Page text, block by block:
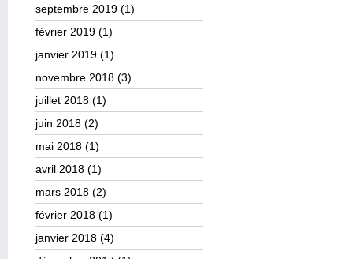
septembre 2019 (1)
février 2019 (1)
janvier 2019 (1)
novembre 2018 (3)
juillet 2018 (1)
juin 2018 (2)
mai 2018 (1)
avril 2018 (1)
mars 2018 (2)
février 2018 (1)
janvier 2018 (4)